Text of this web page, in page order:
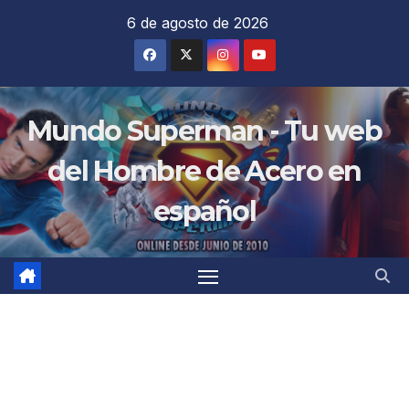
6 de agosto de 2026
Mundo Superman - Tu web
del Hombre de Acero en
español